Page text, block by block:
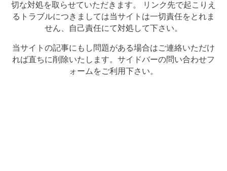
切な対処を取らせていただきます。 リンク先で起こりえ
るトラブルにつきましては当サイトは一切責任をとれま
せん、自己責任にて対処して下さい。
当サイトの記事にもし問題がある場合はご連絡いただけ
れば直ちに削除いたします。サイドバーの問い合わせフ
ォームをご利用下さい。